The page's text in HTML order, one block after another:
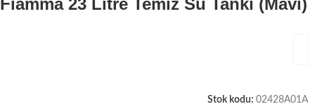
Stok kodu: 02428A01A